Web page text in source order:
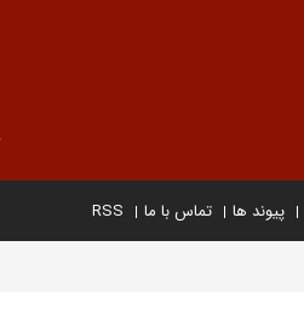
پیوند ها تماس با ما RSS